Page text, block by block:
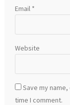
Email *
Website
Save my
time I comment.